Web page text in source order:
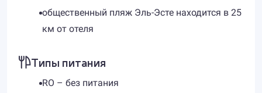
общественный пляж Эль-Эсте находится в 25
км от отеля
Типы питания
RO – без питания